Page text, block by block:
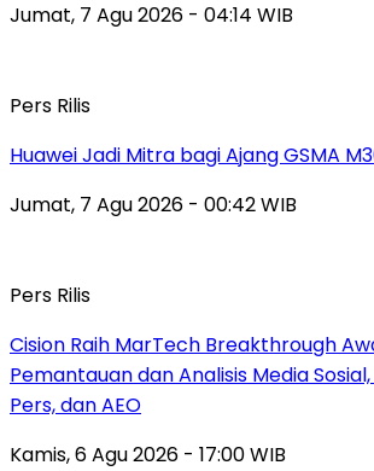
Jumat, 7 Agu 2026 - 04:14 WIB
Pers Rilis
Huawei Jadi Mitra bagi Ajang GSMA
Jumat, 7 Agu 2026 - 00:42 WIB
Pers Rilis
Cision Raih MarTech Breakthrough
Pemantauan dan Analisis Media
Pers, dan AEO
Kamis, 6 Agu 2026 - 17:00 WIB